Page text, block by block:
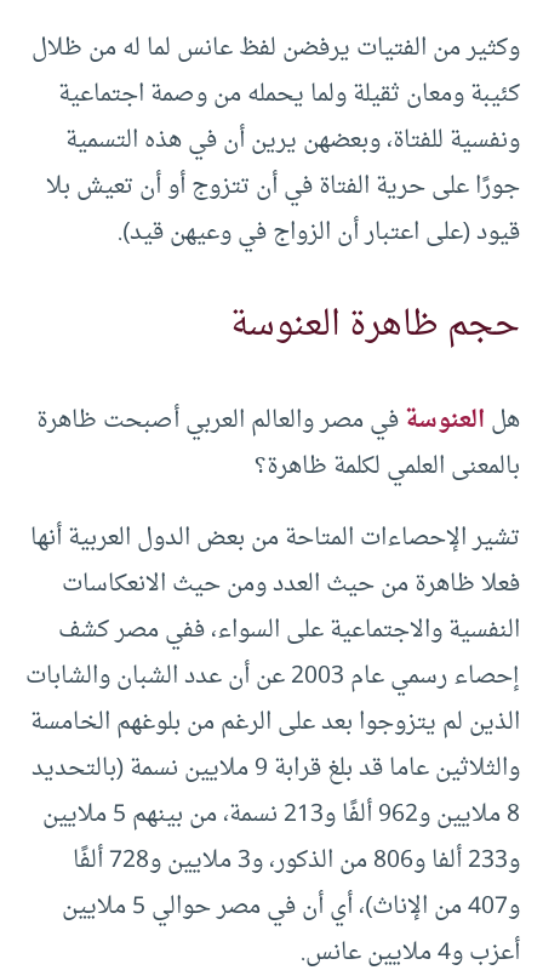
وكثير من الفتيات يرفضن لفظ عانس لما له من ظلال
كئيبة ومعان ثقيلة ولما يحمله من وصمة اجتماعية
ونفسية للفتاة، وبعضهن يرين أن في هذه التسمية
جورًا على حرية الفتاة في أن تتزوج أو أن تعيش بلا
قيود (على اعتبار أن الزواج في وعيهن قيد).
حجم ظاهرة العنوسة
هلالعنوسةفي مصر والعالم العربي أصبحت ظاهرة
بالمعنى العلمي لكلمة ظاهرة؟
تشير الإحصاءات المتاحة من بعض الدول العربية أنها
فعلا ظاهرة من حيث العدد ومن حيث الانعكاسات
النفسية والاجتماعية على السواء، ففي مصر كشف
إحصاء رسمي عام 2003 عن أن عدد الشبان والشابات
الذين لم يتزوجوا بعد على الرغم من بلوغهم الخامسة
والثلاثين عاما قد بلغ قرابة 9 ملايين نسمة (بالتحديد
8 ملايين و962 ألفًا و213 نسمة، من بينهم 5 ملايين
و233 ألفا و806 من الذكور، و3 ملايين و728 ألفًا
و407 من الإناث)، أي أن في مصر حوالي 5 ملايين
أعزب و4 ملايين عانس.